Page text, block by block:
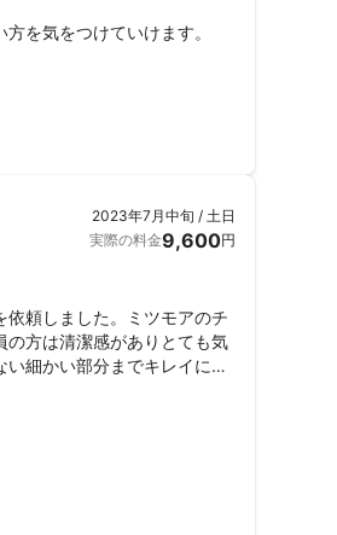
を気をつけていけます。
2023年7月中旬 / 土日
実際の料金9,600円
頼しました。ミツモアのチ
の方は清潔感がありとても気
細かい部分までキレイに分
いしたいです❗